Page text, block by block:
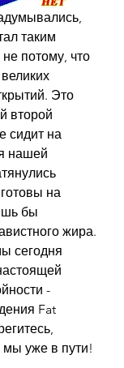
таким
потому, что
Это
второй
сидит на
нашей
на
бы
жира.
сегодня
-
Fat
уже в пути!